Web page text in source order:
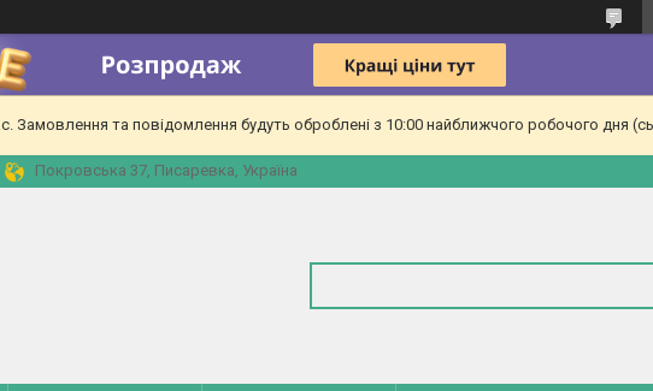
Замовлення та повідомлення будуть оброблені з 10:00 найближчого робочого дня
Покровська 37, Писаревка, Україна